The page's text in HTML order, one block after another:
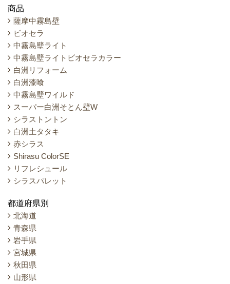
商品
薩摩中霧島壁
ビオセラ
中霧島壁ライト
中霧島壁ライトビオセラカラー
白洲リフォーム
白洲漆喰
中霧島壁ワイルド
スーパー白洲そとん壁W
シラストントン
白洲土タタキ
赤シラス
Shirasu ColorSE
リフレシュール
シラスパレット
都道府県別
北海道
青森県
岩手県
宮城県
秋田県
山形県